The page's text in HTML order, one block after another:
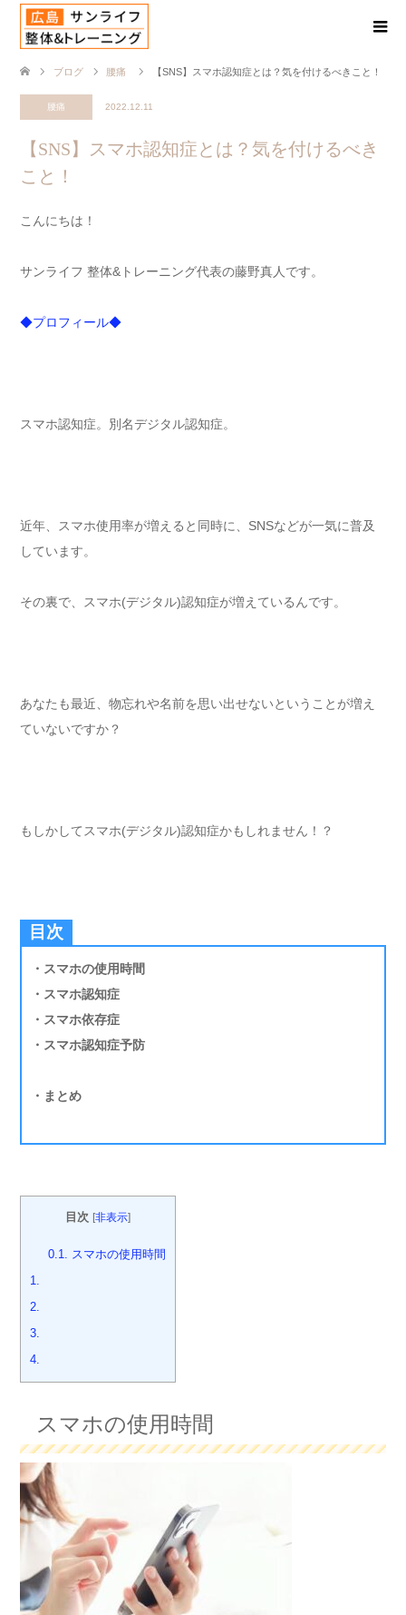
ブログ 腰痛 【SNS】スマホ認知症とは？気を付けるべきこと！
腰痛 2022.12.11
【SNS】スマホ認知症とは？気を付けるべき
こと！
こんにちは！
サンライフ 整体&トレーニング代表の藤野真人です。
◆プロフィール◆
スマホ認知症。別名デジタル認知症。
近年、スマホ使用率が増えると同時に、SNSなどが一気に普及
しています。
その裏で、スマホ(デジタル)認知症が増えているんです。
あなたも最近、物忘れや名前を思い出せないということが増え
ていないですか？
もしかしてスマホ(デジタル)認知症かもしれません！？
目次
・スマホの使用時間
・スマホ認知症
・スマホ依存症
・スマホ認知症予防
・まとめ
目次 [非表示]
0.1. スマホの使用時間
1.
2.
3.
4.
スマホの使用時間